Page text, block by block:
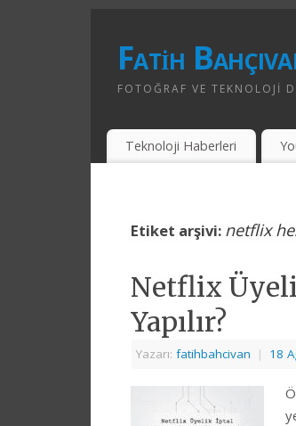
Fatih
FOTOĞRAF VE TEKNOLOJI
Teknoloji Haberleri
Etiket arşivi: netflix
Netflix
Yapılır?
Yazarı: fatihbahcivan | 18